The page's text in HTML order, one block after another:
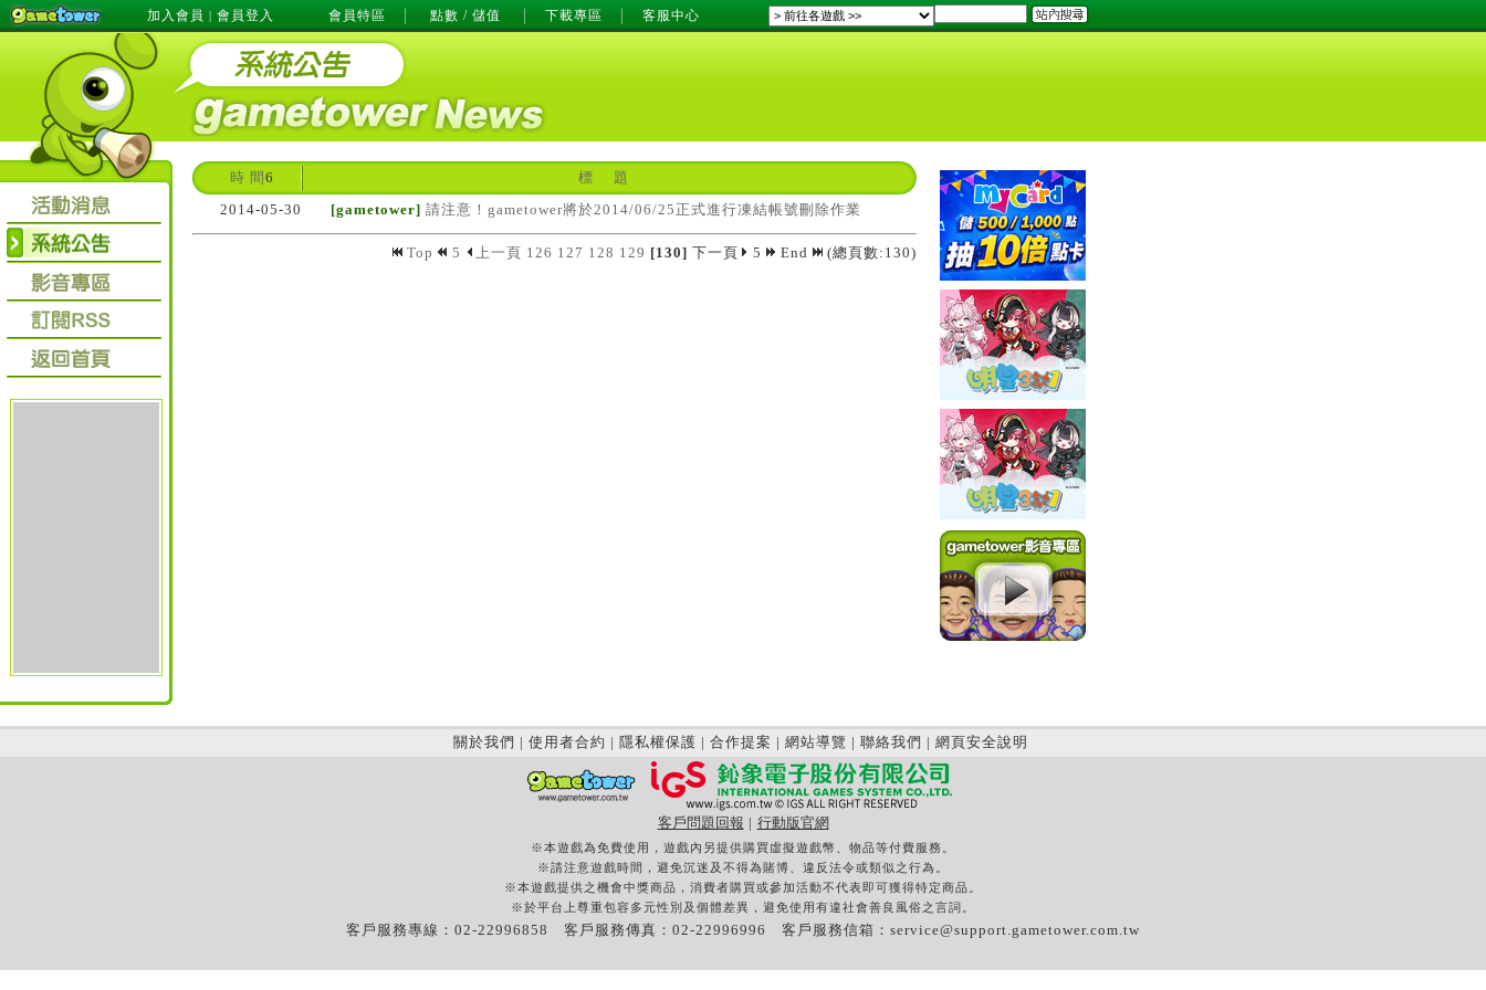
加入會員 | 會員登入 會員特區 點數 / 儲值 下載專區 客服中心
時 間 6
標 題
2014-05-30
[gametower] 請注意！gametower將於2014/06/25正式進行凍結帳號刪除作業
Top 5 上一頁 126 127 128 129 [130] 下一頁 5 End (總頁數:130)
關於我們 | 使用者合約 | 隱私權保護 | 合作提案 | 網站導覽 | 聯絡我們 | 網頁安全說明
客戶問題回報 | 行動版官網
※本遊戲為免費使用，遊戲內另提供購買虛擬遊戲幣、物品等付費服務。
※請注意遊戲時間，避免沉迷及不得為賭博、違反法令或類似之行為。
※本遊戲提供之機會中獎商品，消費者購買或參加活動不代表即可獲得特定商品。
※於平台上尊重包容多元性別及個體差異，避免使用有違社會善良風俗之言詞。
客戶服務專線：02-22996858 客戶服務傳真：02-22996996 客戶服務信箱： service@support.gametower.com.tw